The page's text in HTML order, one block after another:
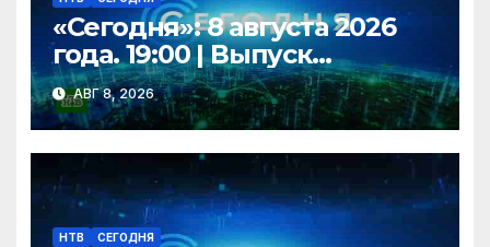
«Сегодня»: 8 августа 2026
года. 19:00 | Выпуск
новостей | Новости НТВ
АВГ 8, 2026
НТВ СЕГОДНЯ